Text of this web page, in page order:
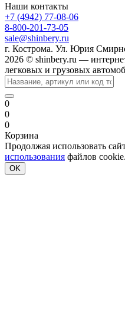
Наши контакты
+7 (4942) 77-08-06
8-800-201-73-05
sale@shinbery.ru
г. Кострома. Ул. Юрия
2026 © shinbery.ru —
легковых и грузовых
0
0
0
Корзина
Продолжая использовать
использования файлов cookie.
OK